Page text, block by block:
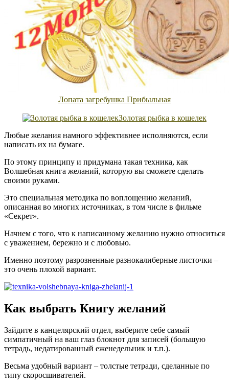
Лопата загребушка Прибыльная
Золотая рыбка в кошелек
Любые желания намного эффективнее исполняются, если
написать их на бумаге.
По этому принципу и придумана такая техника, как
Волшебная книга желаний, которую вы сможете сделать
своими руками.
Это специальная методика по воплощению желаний,
описанная во многих источниках, в том числе в фильме
«Секрет».
Начнем с того, что к написанному желанию нужно относиться
с уважением, бережно и с любовью.
Именно поэтому разрозненные разнокалиберные листочки –
это очень плохой вариант.
Как выбрать Книгу желаний
Зайдите в канцелярский отдел, выберите себе самый
симпатичный на ваш глаз блокнот для записей (большую
тетрадь, недатированный еженедельник и т.п.).
Весьма удобный вариант – толстые тетради, сделанные по
типу скоросшивателей.